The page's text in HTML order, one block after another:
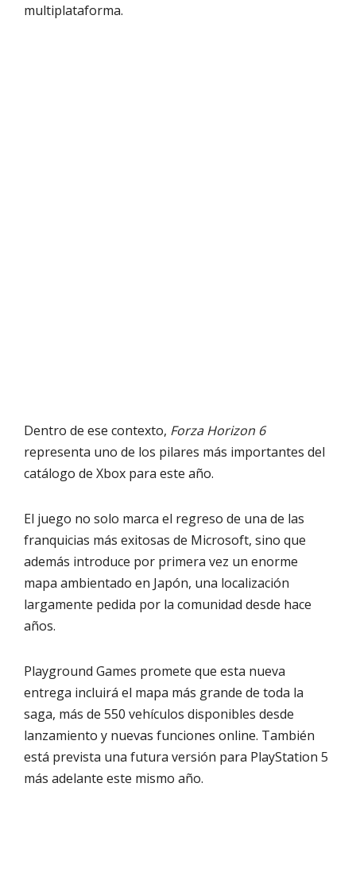
multiplataforma.
Dentro de ese contexto, Forza Horizon 6
representa uno de los pilares más importantes del
catálogo de Xbox para este año.
El juego no solo marca el regreso de una de las
franquicias más exitosas de Microsoft, sino que
además introduce por primera vez un enorme
mapa ambientado en Japón, una localización
largamente pedida por la comunidad desde hace
años.
Playground Games promete que esta nueva
entrega incluirá el mapa más grande de toda la
saga, más de 550 vehículos disponibles desde
lanzamiento y nuevas funciones online. También
está prevista una futura versión para PlayStation 5
más adelante este mismo año.